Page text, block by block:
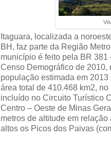
Itaguara, localizada a
BH, faz parte da Região
município é feito pela BR
Censo Demográfico de 2010,
população estimada em
área total de 410.468 km2,
incluído no Circuito Turístico
Centro – Oeste de Minas
metros de altitude em
altos os Picos dos Paivas